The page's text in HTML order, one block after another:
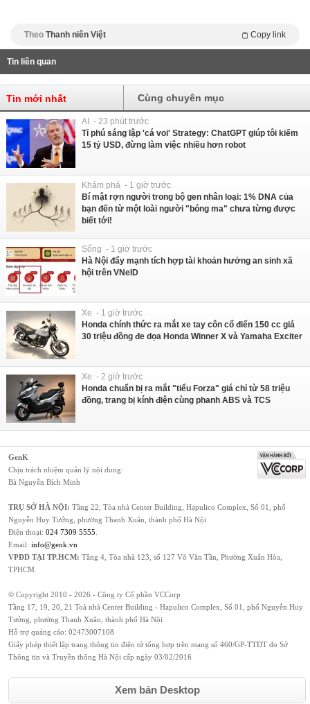
Theo Thanh niên Việt Copy link
Tin liên quan
Tin mới nhất Cùng chuyên mục
AI - 23 phút trước
Tỉ phú sáng lập 'cá voi' Strategy: ChatGPT giúp tôi kiếm
15 tỷ USD, đừng làm việc nhiều hơn robot
Khám phá - 1 giờ trước
Bí mật rợn người trong bộ gen nhân loại: 1% DNA của
bạn đến từ một loài người "bóng ma" chưa từng được
biết tới!
Sống - 1 giờ trước
Hà Nội đẩy mạnh tích hợp tài khoản hưởng an sinh xã
hội trên VNeID
Xe - 1 giờ trước
Honda chính thức ra mắt xe tay côn cổ điển 150 cc giá
30 triệu đồng đe dọa Honda Winner X và Yamaha Exciter
Xe - 2 giờ trước
Honda chuẩn bị ra mắt "tiểu Forza" giá chỉ từ 58 triệu
đồng, trang bị kính điện cùng phanh ABS và TCS
GenK
Chịu trách nhiệm quản lý nội dung:
Bà Nguyễn Bích Minh
TRỤ SỞ HÀ NỘI: Tầng 22, Tòa nhà Center Building, Hapulico Complex, Số 01, phố
Nguyễn Huy Tưởng, phường Thanh Xuân, thành phố Hà Nội
Điện thoại: 024 7309 5555
Email: info@genk.vn
VPĐD TẠI TP.HCM: Tầng 4, Tòa nhà 123, số 127 Võ Văn Tần, Phường Xuân Hòa,
TPHCM
© Copyright 2010 - 2026 - Công ty Cổ phần VCCorp
Tầng 17, 19, 20, 21 Toà nhà Center Building - Hapulico Complex, Số 01, phố Nguyễn Huy
Tưởng, phường Thanh Xuân, thành phố Hà Nội
Hỗ trợ quảng cáo: 02473007108
Giấy phép thiết lập trang thông tin điện tử tổng hợp trên mạng số 460/GP-TTĐT do Sở
Thông tin và Truyền thông Hà Nội cấp ngày 03/02/2016
Xem bản Desktop